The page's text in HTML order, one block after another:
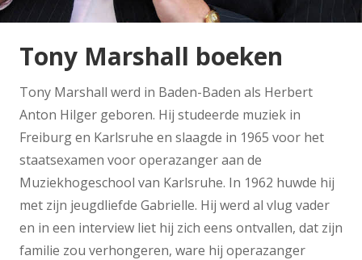
Tony Marshall boeken
Tony Marshall werd in Baden-Baden als Herbert
Anton Hilger geboren. Hij studeerde muziek in
Freiburg en Karlsruhe en slaagde in 1965 voor het
staatsexamen voor operazanger aan de
Muziekhogeschool van Karlsruhe. In 1962 huwde hij
met zijn jeugdliefde Gabrielle. Hij werd al vlug vader
en in een interview liet hij zich eens ontvallen, dat zijn
familie zou verhongeren, ware hij operazanger